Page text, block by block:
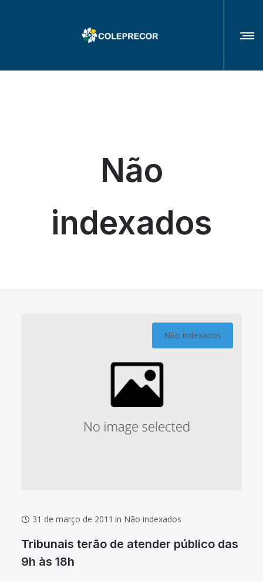
Não
indexados
Não indexados
31 de março de 2011 in Não indexados
Tribunais terão de atender público das
9h às 18h